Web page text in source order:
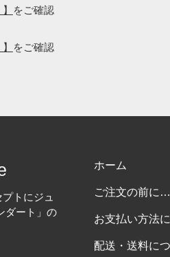
をご確認
をご確認
トにジュ
ダート」の
ホーム
ご注文の前に…
お支払い方法
配送・送料に